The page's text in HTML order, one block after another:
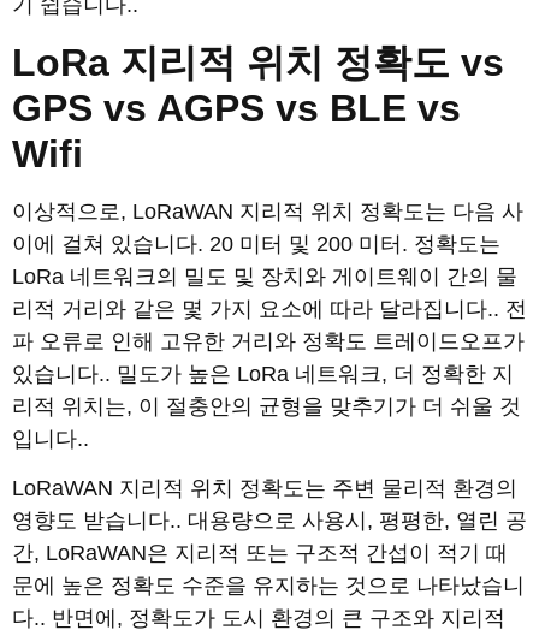
기 쉽습니다..
LoRa 지리적 위치 정확도 vs
GPS vs AGPS vs BLE vs
Wifi
이상적으로, LoRaWAN 지리적 위치 정확도는 다음 사
이에 걸쳐 있습니다. 20 미터 및 200 미터. 정확도는
LoRa 네트워크의 밀도 및 장치와 게이트웨이 간의 물
리적 거리와 같은 몇 가지 요소에 따라 달라집니다.. 전
파 오류로 인해 고유한 거리와 정확도 트레이드오프가
있습니다.. 밀도가 높은 LoRa 네트워크, 더 정확한 지
리적 위치는, 이 절충안의 균형을 맞추기가 더 쉬울 것
입니다..
LoRaWAN 지리적 위치 정확도는 주변 물리적 환경의
영향도 받습니다.. 대용량으로 사용시, 평평한, 열린 공
간, LoRaWAN은 지리적 또는 구조적 간섭이 적기 때
문에 높은 정확도 수준을 유지하는 것으로 나타났습니
다.. 반면에, 정확도가 도시 환경의 큰 구조와 지리적